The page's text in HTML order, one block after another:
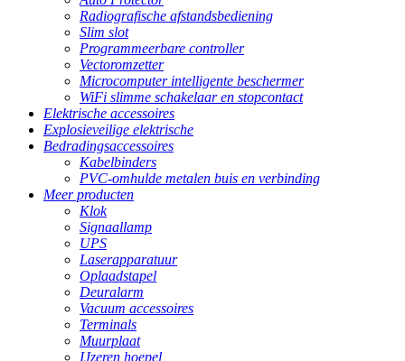
Radiografische afstandsbediening
Slim slot
Programmeerbare controller
Vectoromzetter
Microcomputer intelligente beschermer
WiFi slimme schakelaar en stopcontact
Elektrische accessoires
Explosieveilige elektrische
Bedradingsaccessoires
Kabelbinders
PVC-omhulde metalen buis en verbinding
Meer producten
Klok
Signaallamp
UPS
Laserapparatuur
Oplaadstapel
Deuralarm
Vacuum accessoires
Terminals
Muurplaat
IJzeren hoepel